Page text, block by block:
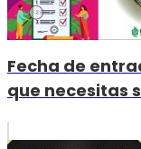
Fecha de
que necesitas